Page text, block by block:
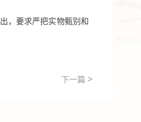
，要求严把实物甄别和
下一篇 >